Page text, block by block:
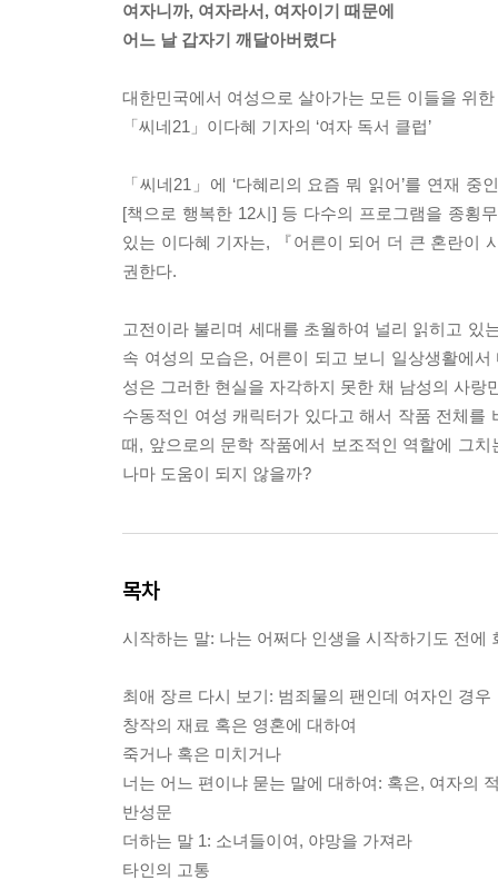
여자니까, 여자라서, 여자이기 때문에
어느 날 갑자기 깨달아버렸다
대한민국에서 여성으로 살아가는 모든 이들을 위한
「씨네21」이다혜 기자의 ‘여자 독서 클럽’
「씨네21」에 ‘다혜리의 요즘 뭐 읽어’를 연재
[책으로 행복한 12시] 등 다수의 프로그램을 종횡
있는 이다혜 기자는, 『어른이 되어 더 큰 혼란이
권한다.
고전이라 불리며 세대를 초월하여 널리 읽히고 있
속 여성의 모습은, 어른이 되고 보니 일상생활에
성은 그러한 현실을 자각하지 못한 채 남성의 사
수동적인 여성 캐릭터가 있다고 해서 작품 전체
때, 앞으로의 문학 작품에서 보조적인 역할에 그
나마 도움이 되지 않을까?
목차
시작하는 말: 나는 어쩌다 인생을 시작하기도 전에
최애 장르 다시 보기: 범죄물의 팬인데 여자인 경우
창작의 재료 혹은 영혼에 대하여
죽거나 혹은 미치거나
너는 어느 편이냐 묻는 말에 대하여: 혹은, 여자의
반성문
더하는 말 1: 소녀들이여, 야망을 가져라
타인의 고통